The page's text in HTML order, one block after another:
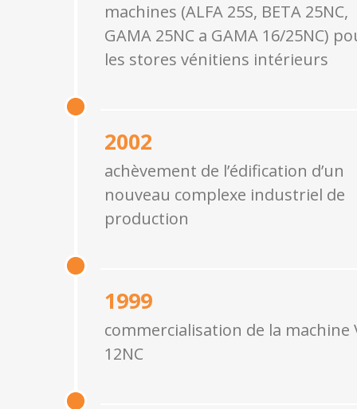
machines (ALFA 25S, BETA 25NC,
GAMA 25NC a GAMA 16/25NC)
les stores vénitiens intérieurs
2002
achèvement de l’édification d’un
nouveau complexe industriel de
production
1999
commercialisation de la machine
12NC